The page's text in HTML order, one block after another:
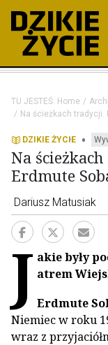
TU JESTEŚ: Home
Na ścieżkach
DZIKIE ŻYCIE •
Na
Erdmute
Dariusz Matusiak
J akie były
atrem
Erdmute
Niemiec w roku
wraz z